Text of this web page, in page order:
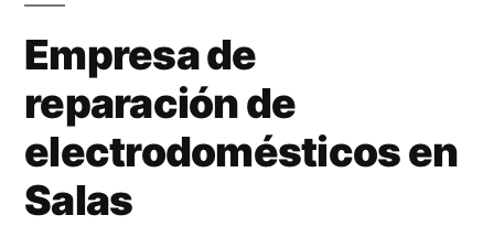
Empresa de
reparación de
electrodomésticos en
Salas